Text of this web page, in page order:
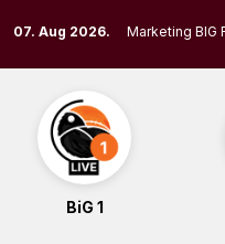
to
content
07. Aug 2026. Marketing BIG
BiG 1